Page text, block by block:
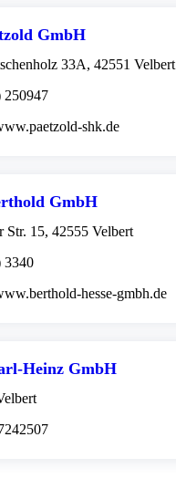
GmbH
33A, 42551 Velbert
250947
shk.de
GmbH
Str. 15, 42555 Velbert
3340
hesse-gmbh.de
Heinz GmbH